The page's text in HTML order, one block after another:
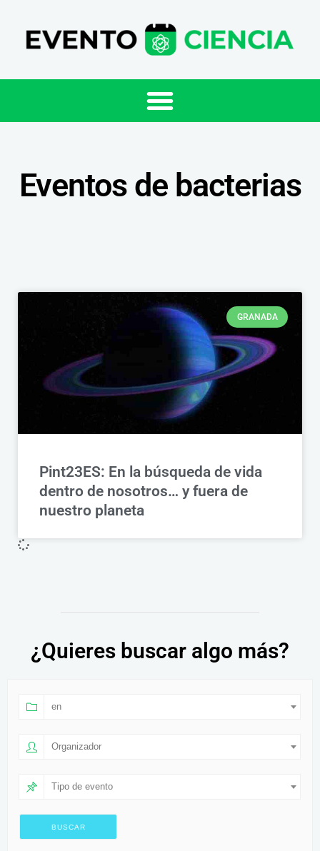
Eventos de bacterias
GRANADA
Pint23ES: En la búsqueda de vida
dentro de nosotros… y fuera de
nuestro planeta
¿Quieres buscar algo más?
en
Organizador
Tipo de evento